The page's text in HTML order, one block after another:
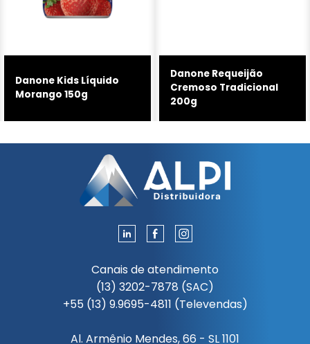
Danone Kids Líquido
Morango 150g
Danone Requeijão
Cremoso Tradicional
200g
Canais de atendimento
(13) 3202-7878 (SAC)
+55 (13) 9.9695-4811 (Televendas)
Al. Armênio Mendes, 66 - SL 1101